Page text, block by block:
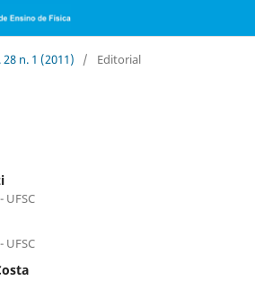
28 n. 1 (2011) / Editorial
UFSC
UFSC